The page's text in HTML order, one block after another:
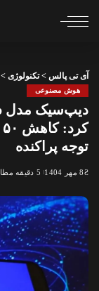
آی تی پالس >تکنولوژی >
هوش مصنوعی
توجه پراکنده
8 مهر 1404 5 دقیقه مطالعه